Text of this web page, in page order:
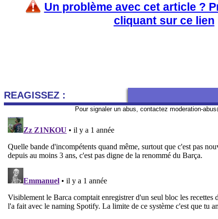
Un problème avec cet article ?
cliquant sur ce lien
REAGISSEZ :
Pour signaler un abus, contactez moderation-